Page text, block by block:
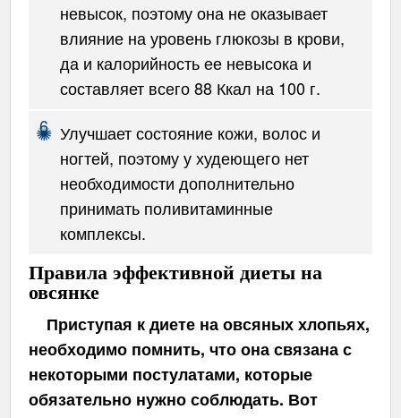
невысок, поэтому она не оказывает
влияние на уровень глюкозы в крови,
да и калорийность ее невысока и
составляет всего 88 Ккал на 100 г.
Улучшает состояние кожи, волос и
ногтей, поэтому у худеющего нет
необходимости дополнительно
принимать поливитаминные
комплексы.
Правила эффективной диеты на
овсянке
Приступая к диете на овсяных хлопьях,
необходимо помнить, что она связана с
некоторыми постулатами, которые
обязательно нужно соблюдать. Вот